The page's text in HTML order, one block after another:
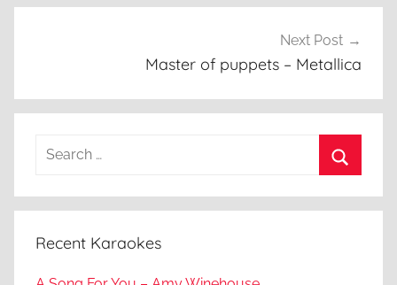
Next Post
Master of puppets – Metallica
Search
Recent Karaokes